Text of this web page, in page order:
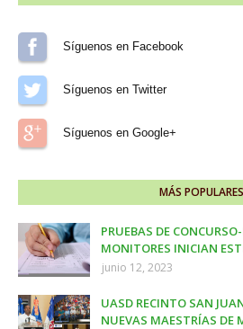
Síguenos en Facebook
Síguenos en Twitter
Síguenos en Google+
MÁS POPULARES
PRUEBAS DE
MONITORES INICIAN
junio 12, 2023
UASD RECINTO SAN
NUEVAS MAESTRÍAS DE